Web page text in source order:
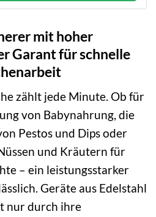
mit hoher
Garant für schnelle
zählt jede Minute. Ob für
von Babynahrung, die
Pestos und Dips oder
und Kräutern für
– ein leistungsstarker
Geräte aus Edelstahl
nur durch ihre